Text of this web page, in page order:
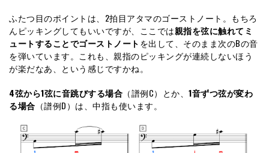
ふたつ目のポイントは、2拍目アタマのゴーストノート。もちろ
んピッキングしてもいいですが、ここでは親指を弦に触れてミ
ュートすることでゴーストノートを出して、そのまま次のBの音
を弾いています。これも、親指のピッキングが連続しないほう
が楽だなあ、という感じですかね。
4弦から1弦に音跳びする場合 （譜例C）とか、 1音ずつ弦が変わ
る場合 （譜例D）は、中指も使います。